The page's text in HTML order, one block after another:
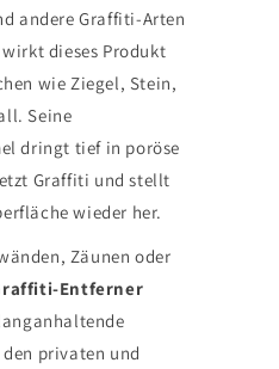
andere Graffiti-Arten
dieses Produkt
wie Ziegel, Stein,
Seine
dringt tief in poröse
Graffiti und stellt
wieder her.
Zäunen oder
Entferner
privaten und